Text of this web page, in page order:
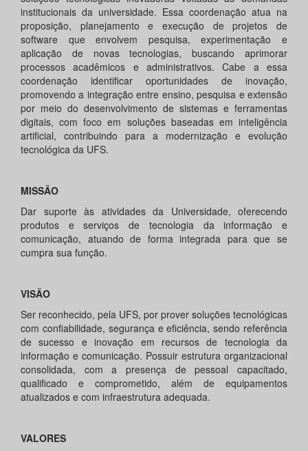
institucionais da universidade. Essa coordenação atua na
proposição, planejamento e execução de projetos de
software que envolvem pesquisa, experimentação e
aplicação de novas tecnologias, buscando aprimorar
processos acadêmicos e administrativos. Cabe a essa
coordenação identificar oportunidades de inovação,
promovendo a integração entre ensino, pesquisa e extensão
por meio do desenvolvimento de sistemas e ferramentas
digitais, com foco em soluções baseadas em inteligência
artificial, contribuindo para a modernização e evolução
tecnológica da UFS.
MISSÃO
Dar suporte às atividades da Universidade, oferecendo
produtos e serviços de tecnologia da informação e
comunicação, atuando de forma integrada para que se
cumpra sua função.
VISÃO
Ser reconhecido, pela UFS, por prover soluções tecnológicas
com confiabilidade, segurança e eficiência, sendo referência
de sucesso e inovação em recursos de tecnologia da
informação e comunicação. Possuir estrutura organizacional
consolidada, com a presença de pessoal capacitado,
qualificado e comprometido, além de equipamentos
atualizados e com infraestrutura adequada.
VALORES